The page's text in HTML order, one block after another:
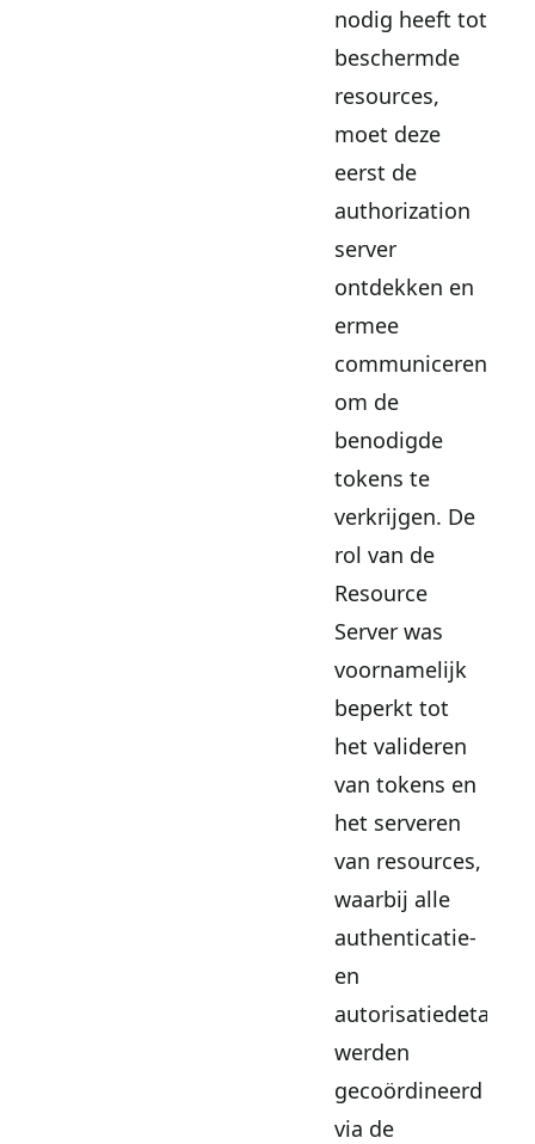
nodig heeft tot
beschermde
resources,
moet deze
eerst de
authorization
server
ontdekken en
ermee
communiceren
om de
benodigde
tokens te
verkrijgen. De
rol van de
Resource
Server was
voornamelijk
beperkt tot
het valideren
van tokens en
het serveren
van resources,
waarbij alle
authenticatie-
en
autorisatiedetails
werden
gecoördineerd
via de